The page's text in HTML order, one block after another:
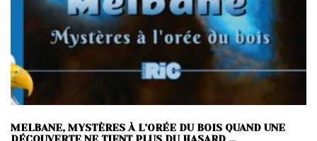
MELBANE, MYSTÈRES À L’ORÉE DU BOIS QUAND UNE
DÉCOUVERTE NE TIENT PLUS DU HASARD …